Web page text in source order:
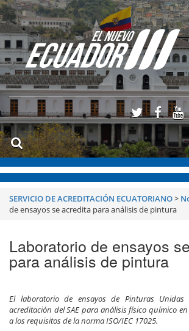
SERVICIO DE ACREDITACIÓN ECUATORIANO>
de ensayos se acredita para análisis de pintura
Laboratorio de ensayos
para análisis de pintura
El laboratorio de ensayos de Pinturas
acreditación del SAE para análisis físico químico
a los requisitos de la norma ISO/IEC 17025.